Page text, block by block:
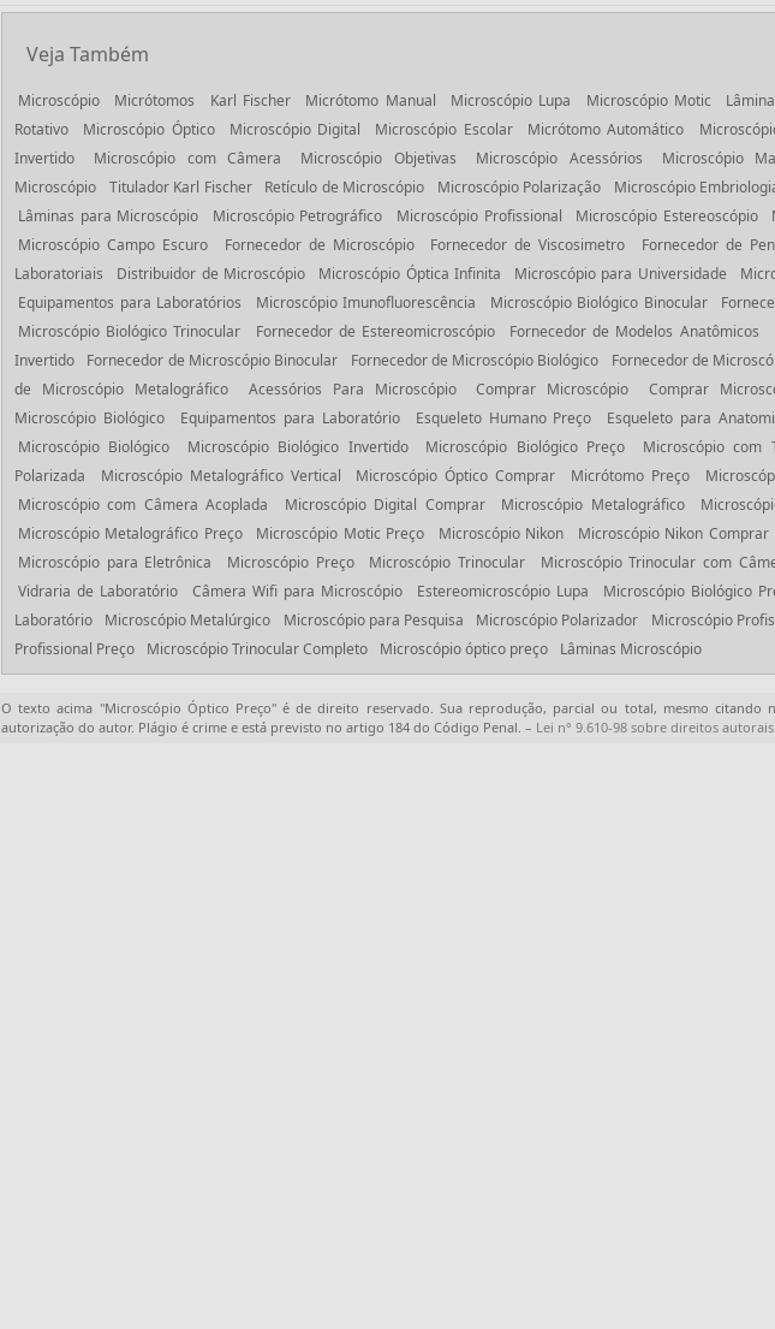
Veja Também
Microscópio Micrótomos Karl Fischer Micrótomo Manual Microscópio Lupa Microscópio Motic
Rotativo
Microscópio Óptico Microscópio Digital Microscópio Escolar Micrótomo Automático
Invertido
Microscópio com Câmera Microscópio Objetivas Microscópio Acessórios Microscópio
Microscópio
Titulador Karl Fischer Retículo de Microscópio Microscópio Polarização Microscópio
Lâminas para Microscópio
Microscópio Petrográfico Microscópio Profissional Microscópio Estereoscópio
Microscópio Campo Escuro
Fornecedor de Microscópio Fornecedor de Viscosimetro Fornecedor de
Laboratoriais
Distribuidor de Microscópio Microscópio Óptica Infinita Microscópio para Universidade
Equipamentos para Laboratórios
Microscópio Imunofluorescência Microscópio Biológico Binocular
Microscópio Biológico Trinocular
Fornecedor de Estereomicroscópio Fornecedor de Modelos Anatômicos
Invertido
Fornecedor de Microscópio Binocular Fornecedor de Microscópio Biológico Fornecedor de
de Microscópio Metalográfico
Acessórios Para Microscópio Comprar Microscópio Comprar
Microscópio Biológico
Equipamentos para Laboratório Esqueleto Humano Preço Esqueleto para
Microscópio Biológico
Microscópio Biológico Invertido Microscópio Biológico Preço Microscópio com
Polarizada
Microscópio Metalográfico Vertical Microscópio Óptico Comprar Micrótomo Preço
Microscópio com Câmera Acoplada
Microscópio Digital Comprar Microscópio Metalográfico
Microscópio Metalográfico Preço
Microscópio Motic Preço Microscópio Nikon Microscópio Nikon Comprar
Microscópio para Eletrônica
Microscópio Preço Microscópio Trinocular Microscópio Trinocular com
Vidraria de Laboratório
Câmera Wifi para Microscópio Estereomicroscópio Lupa Microscópio Biológico
Laboratório
Microscópio Metalúrgico Microscópio para Pesquisa Microscópio Polarizador Microscópio
Profissional Preço
Microscópio Trinocular Completo Microscópio óptico preço Lâminas Microscópio
O texto acima "Microscópio Óptico Preço" é de direito reservado. Sua reprodução, parcial ou total, mesmo citando
autorização do autor. Plágio é crime e está previsto no artigo 184 do Código Penal. – Lei n° 9.610-98 sobre direitos autorais